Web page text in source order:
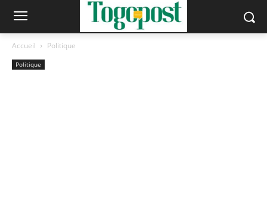
Accueil Politique
Politique